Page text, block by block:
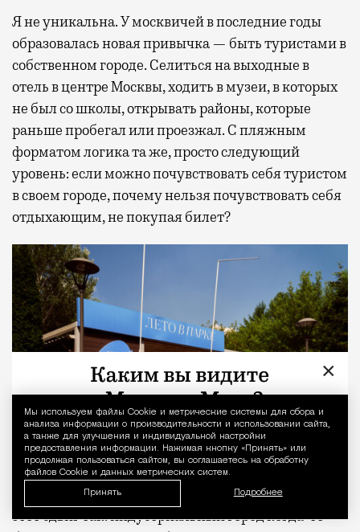
Уведомление
Мы используем файлы Сookie и метрические системы для сбора и
анализа информации о производительности и использовании сайта,
а также для улучшения и индивидуальной настройки
предоставления информации. Нажимая кнопку «Принять» или
продолжая пользоваться сайтом, вы соглашаетесь на обработку
файлов Cookie и данных метрических систем.
Принять Подробнее
Я не уникальна. У москвичей в последние годы
образовалась новая привычка — быть туристами в
собственном городе. Селиться на выходные в
отель в центре Москвы, ходить в музеи, в которых
не был со школы, открывать районы, которые
раньше пробегал или проезжал. С пляжным
форматом логика та же, просто следующий
уровень: если можно почувствовать себя туристом
в своем городе, почему нельзя почувствовать себя
отдыхающим, не покупая билет?
Знаменитый урбанист Григорий Ревзинобъяснял
этот сдвиг так: индустриальный город когда-то
×